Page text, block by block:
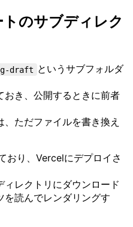
のサブディレク
draft というサブフォルダ
おき、公開するときに前者
ただファイルを書き換え
おり、Vercelにデプロイさ
ィレクトリにダウンロード
を読んでレンダリングす